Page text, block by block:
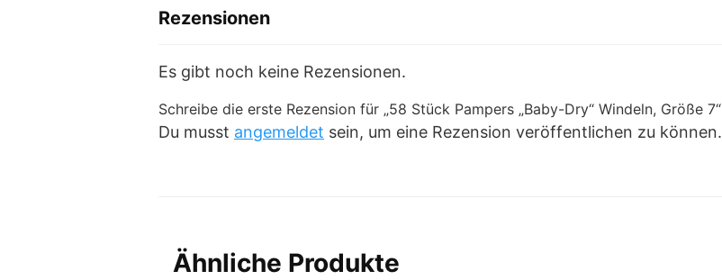
Rezensionen
Es gibt noch keine Rezensionen.
Schreibe die erste Rezension für „58 Stück Pampers „Baby-Dry“ Windeln, Größe 7“
Du musst angemeldet sein, um eine Rezension veröffentlichen zu können.
Ähnliche Produkte